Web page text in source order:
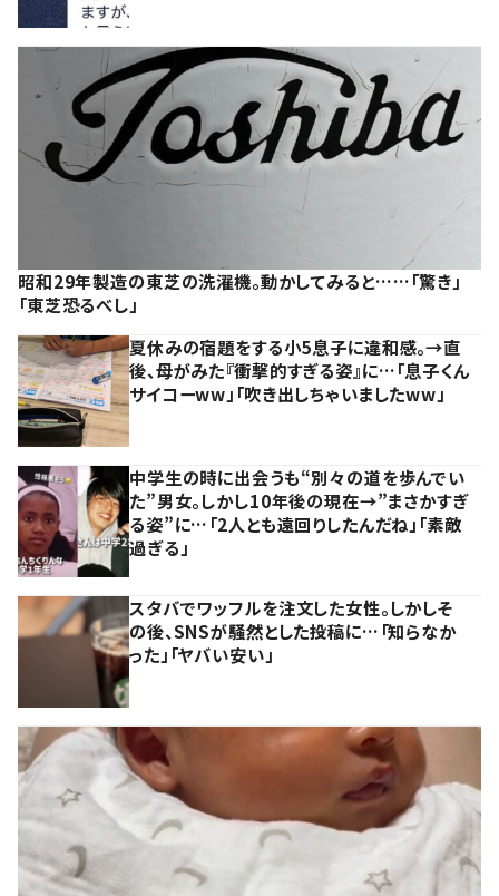
昭和29年製造の東芝の洗濯機。動かしてみると……「驚き」
「東芝恐るべし」
夏休みの宿題をする小5息子に違和感。→直
後、母がみた『衝撃的すぎる姿』に…「息子くん
サイコーww」「吹き出しちゃいましたww」
中学生の時に出会うも“別々の道を歩んでい
た”男女。しかし10年後の現在→”まさかすぎ
る姿”に…「2人とも遠回りしたんだね」「素敵
過ぎる」
スタバでワッフルを注文した女性。しかしそ
の後、SNSが騒然とした投稿に…「知らなか
った」「ヤバい安い」